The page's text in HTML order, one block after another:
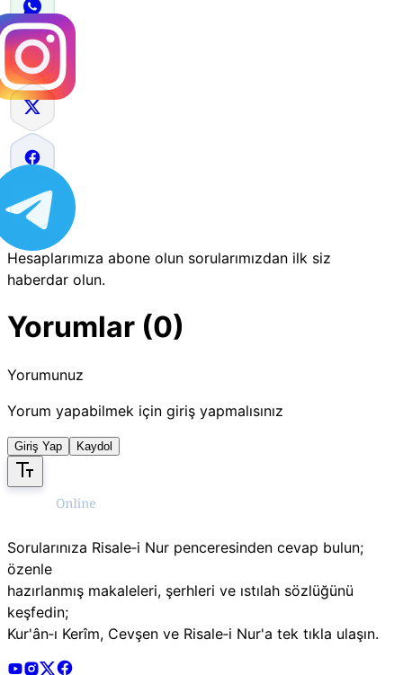
Hesaplarımıza abone olun sorularımızdan ilk siz
haberdar olun.
Yorumlar (0)
Yorumunuz
Yorum yapabilmek için giriş yapmalısınız
Giriş Yap Kaydol
Sorularınıza Risale‑i Nur penceresinden cevap bulun;
özenle
hazırlanmış makaleleri, şerhleri ve ıstılah sözlüğünü
keşfedin;
Kur'ân‑ı Kerîm, Cevşen ve Risale‑i Nur'a tek tıkla ulaşın.
Risale Online Youtube Hesabı
Risale Online Instagram Hesabı
Risale Online X Hesabı